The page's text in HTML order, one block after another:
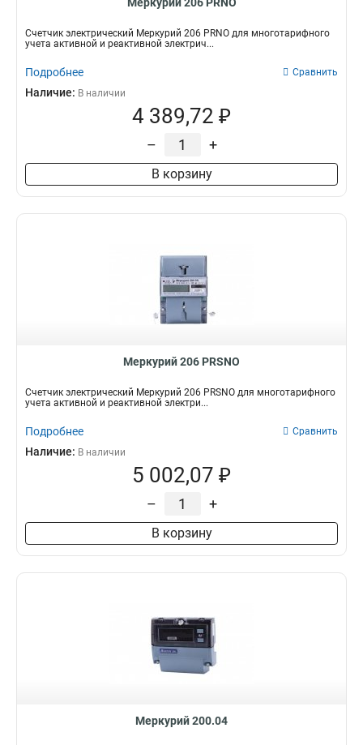
Счетчик электрический Меркурий 206 PRNO для многотарифного
учета активной и реактивной электрич...
Подробнее Сравнить
Наличие: В наличии
4 389,72 ₽
– +
В корзину
Меркурий 206 PRSNO
Счетчик электрический Меркурий 206 PRSNO для многотарифного
учета активной и реактивной электри...
Подробнее Сравнить
Наличие: В наличии
5 002,07 ₽
– +
В корзину
Меркурий 200.04